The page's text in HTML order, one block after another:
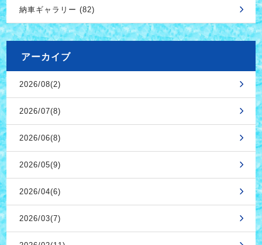
納車ギャラリー (82)
アーカイブ
2026/08(2)
2026/07(8)
2026/06(8)
2026/05(9)
2026/04(6)
2026/03(7)